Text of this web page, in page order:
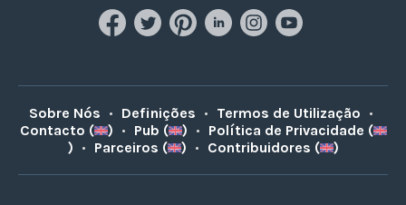
Sobre Nós • Definições • Termos de Utilização •
Contacto (
) • Pub ( ) • Política de Privacidade (
) • Parceiros ( ) • Contribuidores ( )